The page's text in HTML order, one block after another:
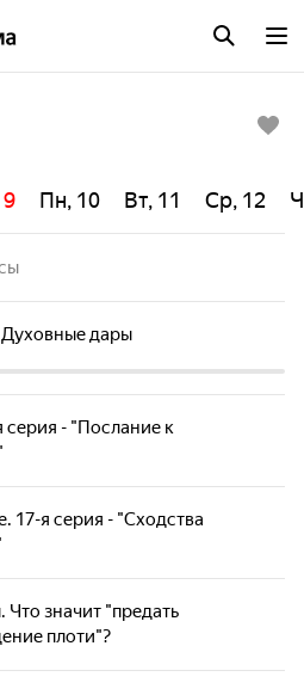
9 Пн, 10 Вт, 11 Ср, 12
я серия - "Сходства
значит "предать
плоти"?
самом деле может
серия - "Послание к
дары
серия - "Послание к
17-я серия - "Сходства
Что значит "предать
плоти"?